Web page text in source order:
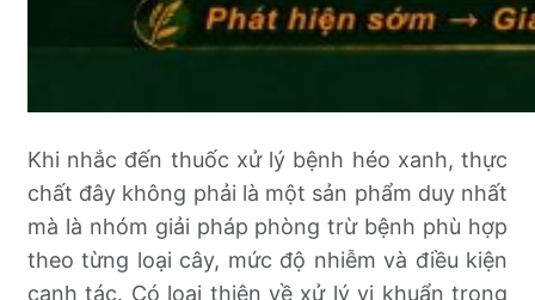
Khi nhắc đến thuốc xử lý bệnh héo xanh, thực
chất đây không phải là một sản phẩm duy nhất
mà là nhóm giải pháp phòng trừ bệnh phù hợp
theo từng loại cây, mức độ nhiễm và điều kiện
canh tác. Có loại thiên về xử lý vi khuẩn trong